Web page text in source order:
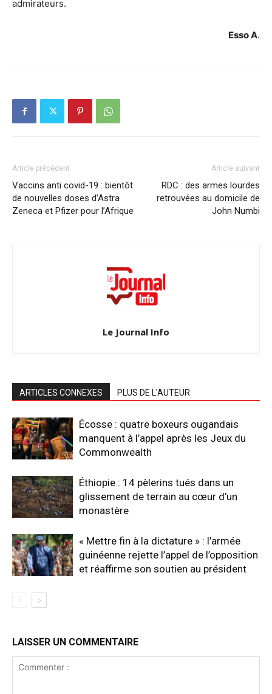
admirateurs.
Esso A.
Article précédent
Vaccins anti covid-19 : bientôt
de nouvelles doses d’Astra
Zeneca et Pfizer pour l’Afrique
Article suivant
RDC : des armes lourdes
retrouvées au domicile de
John Numbi
Le Journal Info
ARTICLES CONNEXES PLUS DE L'AUTEUR
Écosse : quatre boxeurs ougandais
manquent à l’appel après les Jeux du
Commonwealth
Éthiopie : 14 pèlerins tués dans un
glissement de terrain au cœur d’un
monastère
« Mettre fin à la dictature » : l’armée
guinéenne rejette l’appel de l’opposition
et réaffirme son soutien au président
LAISSER UN COMMENTAIRE